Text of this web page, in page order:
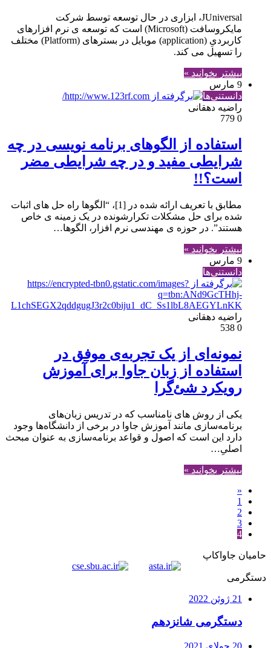
JUniversal، ابزاری در حال توسعه توسط شرکت
مایکروسافت (Microsoft) است که توسعه ی نرم افزارهای
کاربردیِ (application) موبایل در بسترهای (Platform) مختلف
را تسهیل می کند.
بیشتر بخوانید »
9 مارس
دانستنی‌ها
راضیه دهقانی
0
استفاده از الگوهای برنامه نویسی در چه
شرایطی مفید و در چه شرایطی مضر
است؟!!
مطابق با تعریف ارائه شده در [1]، “الگوها راه حل های اثبات
شده برای حل مشکلات تکرارشونده در یک زمینه ی خاص
هستند”. در حوزه ی مهندسی نرم افزار، الگوها…
بیشتر بخوانید »
9 مارس
دانستنی‌ها
راضیه دهقانی
0
نمونه‌ای از یک تجربه‌ی موفق در
استفاده از زبان جاوا برای آموزش
رویکرد شئ‌گرا
یکی از روش های نامناسب که در تدریس زبان‌های
برنامه‌سازی مانند آموزش جاوا در برخی از دانشگاه‌ها وجود
دارد این است که اصول و قواعد برنامه‌سازی به عنوان مبحث
اصلیِ…
بیشتر بخوانید »
«
1
2
3
4
حامیان جاواکاپ
دستگرمی
21 ژوئن 2022
دستگرمی شانزدهم